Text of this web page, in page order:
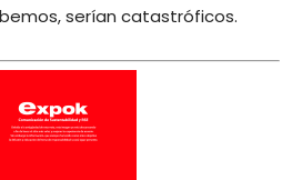
serían catastróficos.